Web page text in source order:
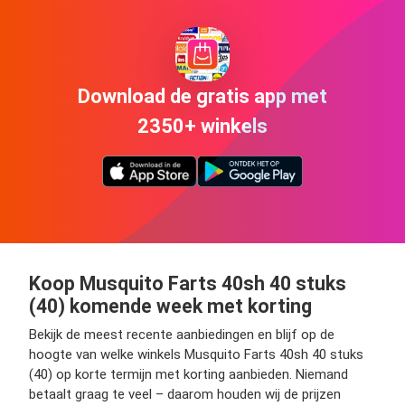
Download de gratis app met
2350+ winkels
Koop Musquito Farts 40sh 40 stuks
(40) komende week met korting
Bekijk de meest recente aanbiedingen en blijf op de
hoogte van welke winkels Musquito Farts 40sh 40 stuks
(40) op korte termijn met korting aanbieden. Niemand
betaalt graag te veel – daarom houden wij de prijzen